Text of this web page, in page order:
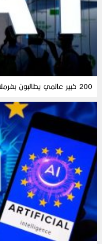
200 خبير عالمي يطالبون بفرملة الذكاء الاصطناعي